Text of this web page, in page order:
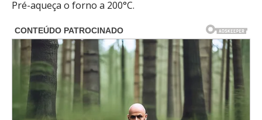
Pré-aqueça o forno a 200°C.